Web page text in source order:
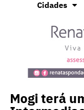
Cidades
Mogi terá